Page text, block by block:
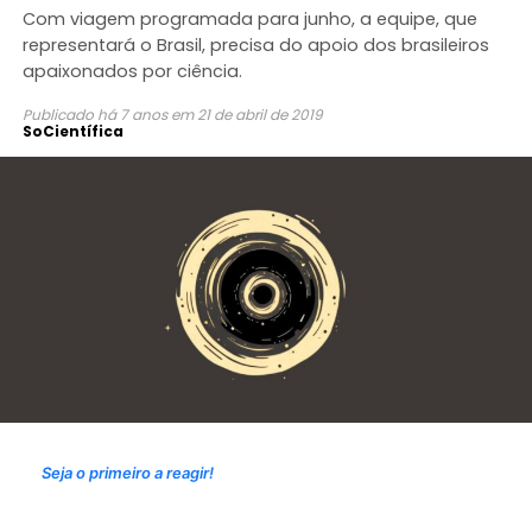
Com viagem programada para junho, a equipe, que
representará o Brasil, precisa do apoio dos brasileiros
apaixonados por ciência.
Publicado há 7 anos em 21 de abril de 2019
SoCientífica
Seja o primeiro a reagir!